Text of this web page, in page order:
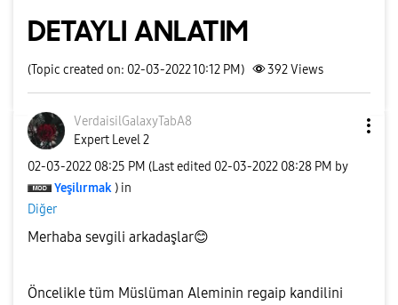
DETAYLI ANLATIM
(Topic created on: 02-03-2022 10:12 PM) 392Views
VerdaisilGalaxyTabA8
Expert Level 2
‎02-03-2022 08:25 PM (Last edited ‎02-03-2022 08:28 PM by
Yeşilırmak ) in
Diğer
Merhaba sevgili arkadaşlar😊
Öncelikle tüm Müslüman Aleminin regaip kandilini